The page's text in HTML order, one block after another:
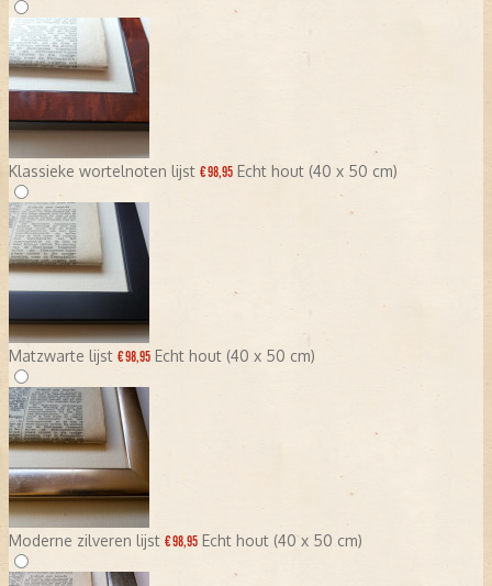
Klassieke wortelnoten lijst € 98,95 Echt hout (40 x 50 cm)
Matzwarte lijst € 98,95 Echt hout (40 x 50 cm)
Moderne zilveren lijst € 98,95 Echt hout (40 x 50 cm)